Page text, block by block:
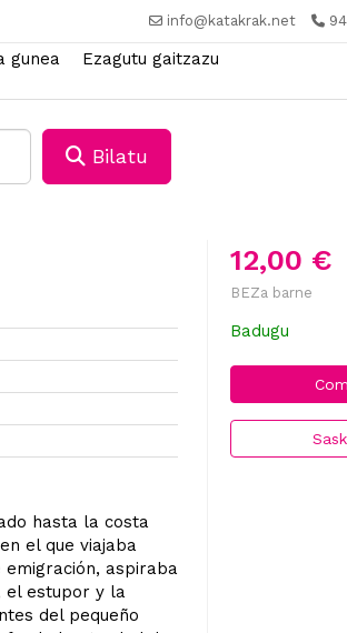
info@katakrak.net
gunea
Ezagutu gaitzazu
Bilatu
12,00 €
BEZa barne
Badugu
hasta la costa
el que viajaba
aspiraba
el estupor y la
del pequeño